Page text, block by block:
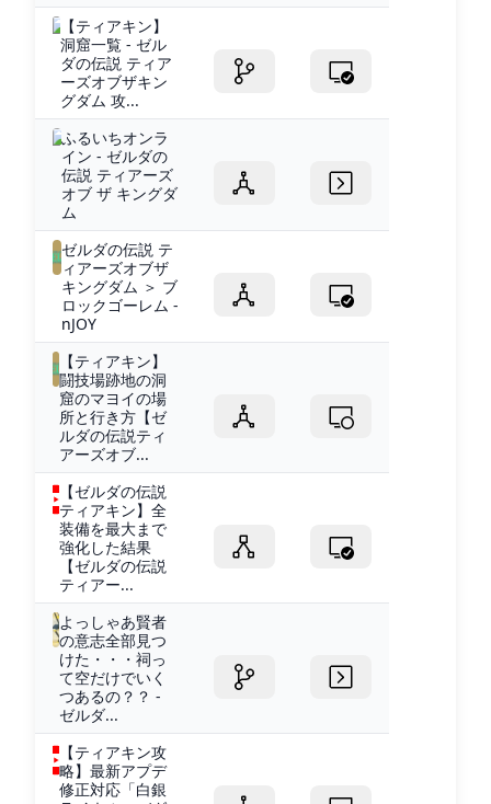
【ティアキン】
洞窟一覧 - ゼル
ダの伝説 ティア
ーズオブザキン
グダム 攻...
ふるいちオンラ
イン - ゼルダの
伝説 ティアーズ
オブ ザ キングダ
ム
ゼルダの伝説 テ
ィアーズオブザ
キングダム ＞ ブ
ロックゴーレム -
nJOY
【ティアキン】
闘技場跡地の洞
窟のマヨイの場
所と行き方【ゼ
ルダの伝説ティ
アーズオブ...
【ゼルダの伝説
ティアキン】全
装備を最大まで
強化した結果
【ゼルダの伝説
ティアー...
よっしゃあ賢者
の意志全部見つ
けた・・・祠っ
て空だけでいく
つあるの？？ -
ゼルダ...
【ティアキン攻
略】最新アプデ
修正対応「白銀